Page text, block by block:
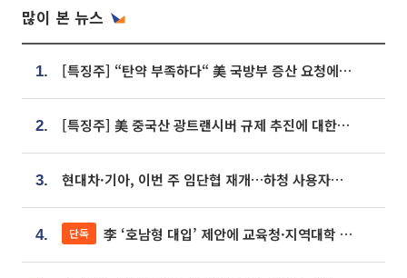
많이 본 뉴스
1. [특징주] “탄약 부족하다“ 美 국방부 증산 요청에⋯국내 방산주 급등세
2. [특징주] 美 중국산 광트랜시버 규제 추진에 대한광통신 등 광통신株 강세
3. 현대차·기아, 이번 주 임단협 재개…하청 사용자성 재심도 ‘변수’
4. 단독 李 ‘호남형 대입’ 제안에 교육청·지역대학 서·논술형 입시 연계 '착수'